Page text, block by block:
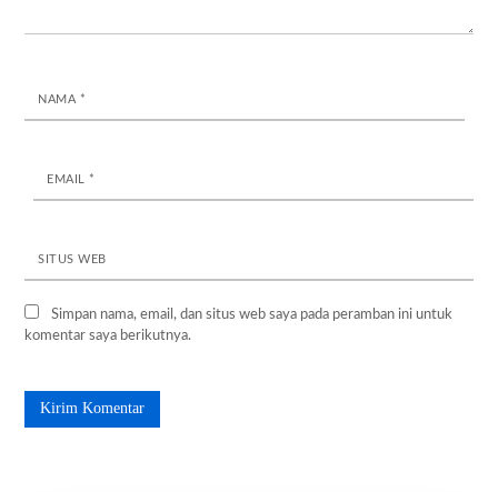
NAMA *
EMAIL *
SITUS WEB
Simpan nama, email, dan situs web saya pada peramban ini untuk
komentar saya berikutnya.